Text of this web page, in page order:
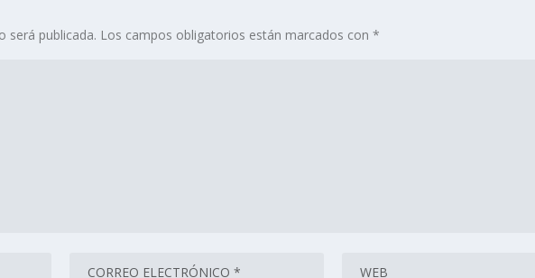
será publicada. Los campos obligatorios están marcados con*